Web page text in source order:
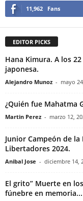
11,962 Fans
EDITOR PICKS
Hana Kimura. A los
japonesa.
Alejandro Munoz - mayo
¿Quién fue Mahatma
Martin Perez - marzo 12,
Junior Campeón de
Libertadores 2024.
Anibal Jose - diciembre 14,
El grito” Muerte en
fúnebre en memoria...